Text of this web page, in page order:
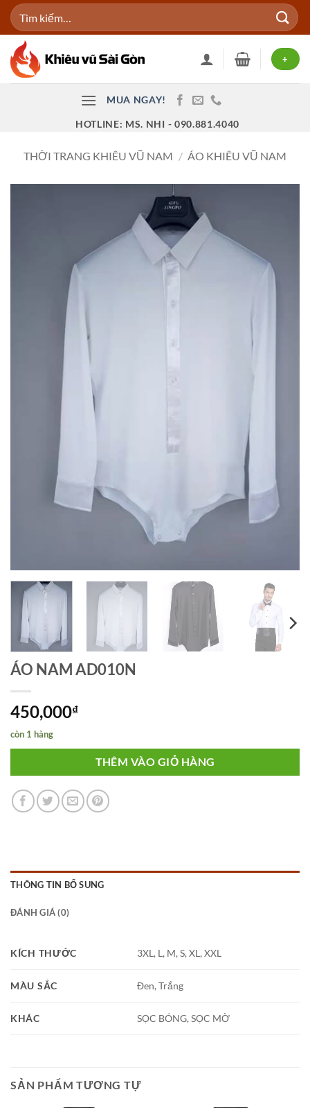
Bỏ
qua
dung
Tìm
kiếm:
+
MUA NGAY!
HOTLINE: MS. NHI - 090.881.4040
THỜI TRANG KHIÊU VŨ NAM / ÁO KHIÊU VŨ NAM
ÁO NAM AD010N
450,000₫
còn 1 hàng
THÊM VÀO GIỎ HÀNG
THÔNG TIN BỔ SUNG
ĐÁNH GIÁ (0)
KÍCH THƯỚC 3XL, L, M, S, XL, XXL
MÀU SẮC Đen, Trắng
KHÁC SỌC BÓNG, SỌC MỜ
SẢN PHẨM TƯƠNG TỰ